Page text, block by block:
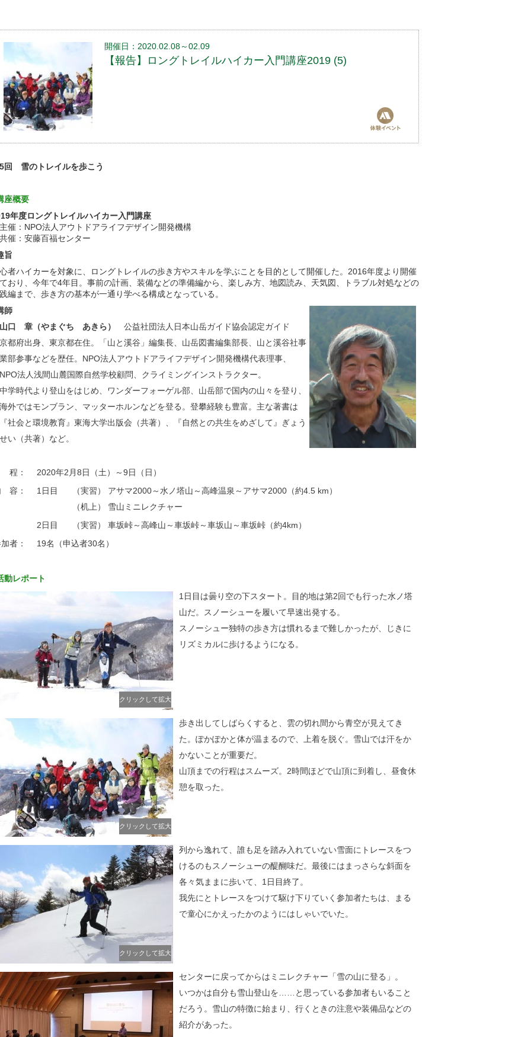
開催日：2020.02.08～02.09
【報告】ロングトレイルハイカー入門講座2019 (5)
回 雪のトレイルを歩こう
座概要
年度ロングトレイルハイカー入門講座
：NPO法人アウトドアライフデザイン開発機構
：安藤百福センター
旨
者ハイカーを対象に、ロングトレイルの歩き方やスキルを学ぶことを目的として開催した。2016年度より開催
おり、今年で4年目。事前の計画、装備などの準備編から、楽しみ方、地図読み、天気図、トラブル対処などの
編まで、歩き方の基本が一通り学べる構成となっている。
師
山口 章（やまぐち あきら）
公益社団法人日本山岳ガイド協会認定ガイド
京都府出身、東京都在住。「山と溪谷」編集長、山岳図書編集部長、山と溪谷社事
業部参事などを歴任。NPO法人アウトドアライフデザイン開発機構代表理事、
NPO法人浅間山麓国際自然学校顧問、クライミングインストラクター。
中学時代より登山をはじめ、ワンダーフォーゲル部、山岳部で国内の山々を登り、
海外ではモンブラン、マッターホルンなどを登る。登攀経験も豊富。主な著書は
『社会と環境教育』東海大学出版会（共著）、『自然との共生をめざして』ぎょう
せい（共著）など。
程：
2020年2月8日（土）～9日（日）
容：
1日目
（実習） アサマ2000～水ノ塔山～高峰温泉～アサマ2000（約4.5 km）
（机上） 雪山ミニレクチャー
2日目
（実習） 車坂峠～高峰山～車坂峠～車坂山～車坂峠（約4km）
者：
19名（申込者30名）
動レポート
クリックして拡大
1日目は曇り空の下スタート。目的地は第2回でも行った水ノ塔
山だ。スノーシューを履いて早速出発する。
スノーシュー独特の歩き方は慣れるまで難しかったが、じきに
リズミカルに歩けるようになる。
クリックして拡大
歩き出してしばらくすると、雲の切れ間から青空が見えてき
た。ぽかぽかと体が温まるので、上着を脱ぐ。雪山では汗をか
かないことが重要だ。
山頂までの行程はスムーズ。2時間ほどで山頂に到着し、昼食休
憩を取った。
クリックして拡大
列から逸れて、誰も足を踏み入れていない雪面にトレースをつ
けるのもスノーシューの醍醐味だ。最後にはまっさらな斜面を
各々気ままに歩いて、1日目終了。
我先にとトレースをつけて駆け下りていく参加者たちは、まる
で童心にかえったかのようにはしゃいでいた。
センターに戻ってからはミニレクチャー「雪の山に登る」。
いつかは自分も雪山登山を……と思っている参加者もいること
だろう。雪山の特徴に始まり、行くときの注意や装備品などの
紹介があった。